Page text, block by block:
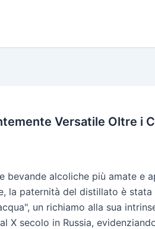
Versatile Oltre i
alcoliche più amate e
la paternità del distillato è
un richiamo alla sua
X secolo in Russia,